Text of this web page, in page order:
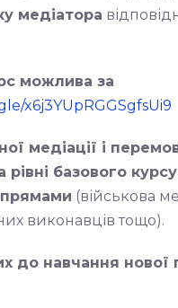
медіатора
можлива за
x6j3YUpRGGSgfsUi9
медіації і
базового
(військова
виконавців тощо).
до навчання нової